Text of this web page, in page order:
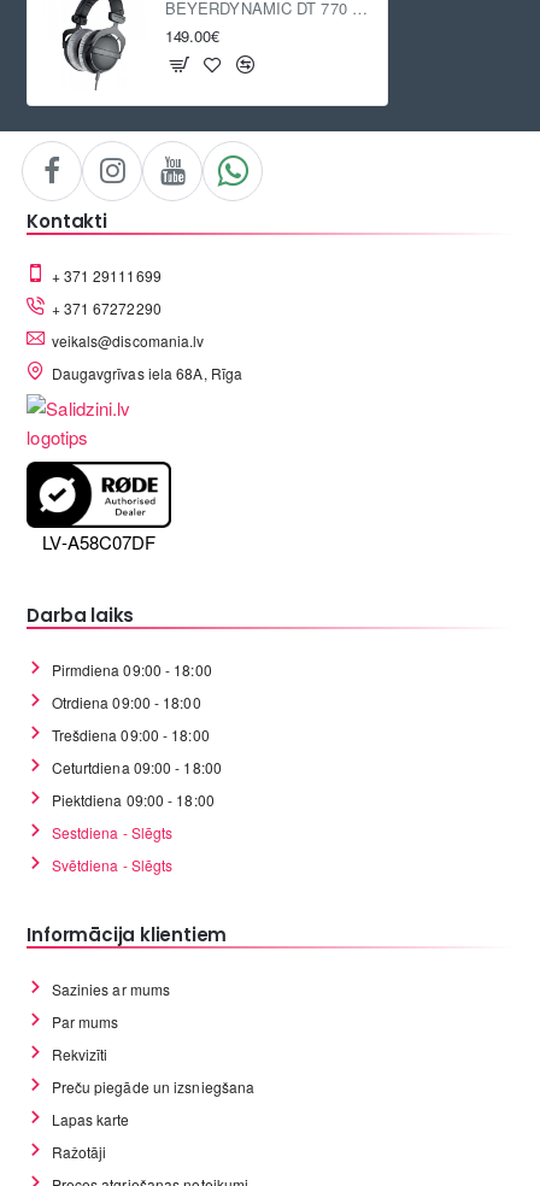
BEYERDYNAMIC DT 770 PRO 32 Ohm
149.00€
Kontakti
+ 371 29111699
+ 371 67272290
veikals@discomania.lv
Daugavgrīvas iela 68A, Rīga
LV-A58C07DF
Darba laiks
Pirmdiena 09:00 - 18:00
Otrdiena 09:00 - 18:00
Trešdiena 09:00 - 18:00
Ceturtdiena 09:00 - 18:00
Piektdiena 09:00 - 18:00
Sestdiena - Slēgts
Svētdiena - Slēgts
Informācija klientiem
Sazinies ar mums
Par mums
Rekvizīti
Preču piegāde un izsniegšana
Lapas karte
Ražotāji